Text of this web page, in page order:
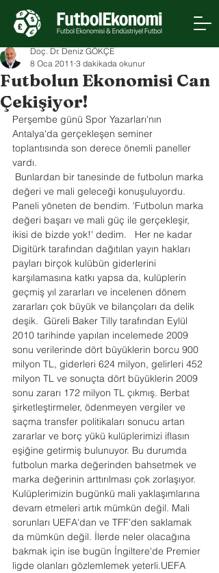
Futbolun Ekonomisi Can
Çekişiyor!
Doç. Dr. Deniz GÖKÇE
8 Oca 2011 3 dakikada okunur
Perşembe günü Spor Yazarları'nın
Antalya'da gerçekleşen seminer
toplantısında son derece önemli paneller
vardı.
Bunlardan bir tanesinde de futbolun marka
değeri ve mali geleceği konuşuluyordu.
Paneli yöneten de bendim. 'Futbolun marka
değeri başarı ve mali güç ile gerçekleşir,
ikisi de bizde yok!' dedim.   Her ne kadar
Digitürk tarafından dağıtılan yayın hakları
payları birçok kulübün giderlerini
karşılamasına katkı yapsa da, kulüplerin
geçmiş yıl zararları ve incelenen dönem
zararları çok büyük ve bilançoları da delik
deşik.  Güreli Baker Tilly tarafından Eylül
2010 tarihinde yapılan incelemede 2009
sonu verilerinde dört büyüklerin borcu 900
milyon TL, giderleri 624 milyon, gelirleri 452
milyon TL ve sonuçta dört büyüklerin 2009
sonu zararı 172 milyon TL çıkmış. Berbat
şirketleştirmeler, ödenmeyen vergiler ve
saçma transfer politikaları sonucu artan
zararlar ve borç yükü kulüplerimizi iflasın
eşiğine getirmiş bulunuyor. Bu durumda
futbolun marka değerinden bahsetmek ve
marka değerinin arttırılması çok zorlaşıyor.
Kulüplerimizin bugünkü mali yaklaşımlarına
devam etmeleri artık mümkün değil. Mali
sorunları UEFA'dan ve TFF'den saklamak
da mümkün değil. İlerde neler olacağına
bakmak için ise bugün İngiltere'de Premier
ligde olanları gözlemlemek yeterli.UEFA